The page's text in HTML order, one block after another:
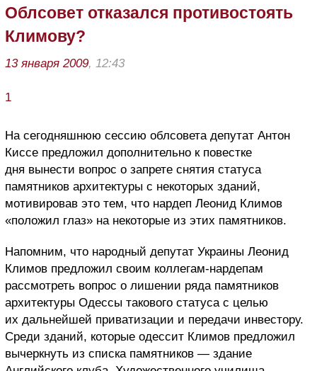
Облсовет отказался противостоять
Климову?
13 января 2009, 12:43
1
На сегодняшнюю сессию облсовета депутат Антон
Киссе предложил дополнительно к повестке
дня вынести вопрос о запрете снятия статуса
памятников архитектуры с некоторых зданий,
мотивировав это тем, что нардеп Леонид Климов
«положил глаз» на некоторые из этих памятников.
Напомним, что народный депутат Украины Леонид
Климов предложил своим коллегам-нардепам
рассмотреть вопрос о лишении ряда памятников
архитектуры Одессы такового статуса с целью
их дальнейшей приватизации и передачи инвестору.
Среди зданий, которые одессит Климов предложил
вычеркнуть из списка памятников — здание